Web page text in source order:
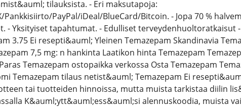
tilauksista. - Eri maksutapoja:
Pankkisiirto/PayPal/iDeal/BlueCard/Bitcoin. - Jopa 70 %
- Yksityiset tapahtumat. - Edulliset terveydenhuoltoratkaisut
3.75 Ei resepti&auml; Yleinen Temazepam Skandinavia
7,5 mg: n hankinta Laatikon hinta Temazepam
Temazepam ostopaikka verkossa Osta Temazepam
Temazepam tilaus netist&auml; Temazepam Ei
tai tuotteiden hinnoissa, mutta muista tarkistaa diilin
K&auml;ytt&auml;ess&auml;si alennuskoodia, muista